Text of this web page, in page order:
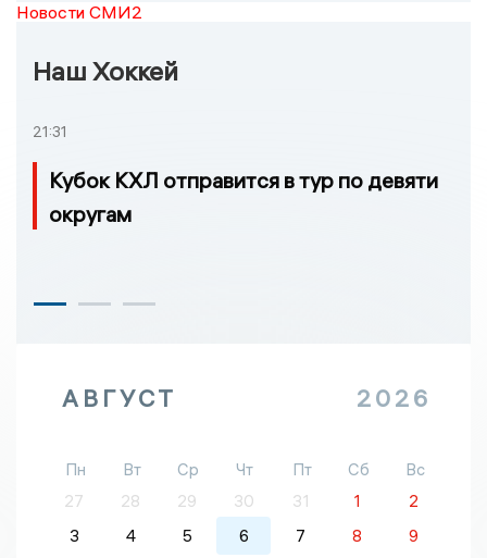
Новости СМИ2
Наш Хоккей
21:31
Кубок КХЛ отправится в тур по девяти
округам
АВГУСТ 2026
Пн Вт Ср Чт Пт Сб
Вс
27
28 29 30 31 1
2
3
4 5 6 7 8
9